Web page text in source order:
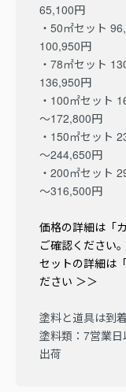
65,100円
・50㎡セット
100,950円
・78㎡セット
136,950円
・100㎡セット
～172,800円
・150㎡セット
～244,650円
・200㎡セット
～316,500円
価格の詳細は「
ご確認ください
セットの詳細は
ださい ＞＞
塗料と道具は到
塗料類：7営業
出荷